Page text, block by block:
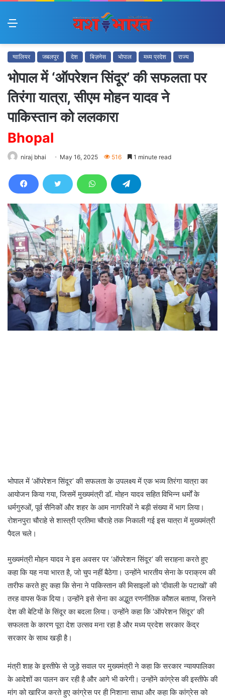
Menu
ग्वालियर जबलपुर देश बिज़नेस भोपाल मध्य प्रदेश राज्य
भोपाल में ‘ऑपरेशन सिंदूर’ की सफलता पर
तिरंगा यात्रा, सीएम मोहन यादव ने
पाकिस्तान को ललकारा
Bhopal
niraj bhai May 16, 2025 516 1 minute read
भोपाल में ‘ऑपरेशन सिंदूर’ की सफलता के उपलक्ष्य में एक भव्य तिरंगा यात्रा का
आयोजन किया गया, जिसमें मुख्यमंत्री डॉ. मोहन यादव सहित विभिन्न धर्मों के
धर्मगुरुओं, पूर्व सैनिकों और शहर के आम नागरिकों ने बड़ी संख्या में भाग लिया।
रोशनपुरा चौराहे से शास्त्री प्रतिमा चौराहे तक निकाली गई इस यात्रा में मुख्यमंत्री
पैदल चले।
मुख्यमंत्री मोहन यादव ने इस अवसर पर ‘ऑपरेशन सिंदूर’ की सराहना करते हुए
कहा कि यह नया भारत है, जो चुप नहीं बैठेगा। उन्होंने भारतीय सेना के पराक्रम की
तारीफ करते हुए कहा कि सेना ने पाकिस्तान की मिसाइलों को ‘दीवाली के पटाखों’ की
तरह वापस फेंक दिया। उन्होंने इसे सेना का अद्भुत रणनीतिक कौशल बताया, जिसने
देश की बेटियों के सिंदूर का बदला लिया। उन्होंने कहा कि ‘ऑपरेशन सिंदूर’ की
सफलता के कारण पूरा देश उत्सव मना रहा है और मध्य प्रदेश सरकार केंद्र
सरकार के साथ खड़ी है।
मंत्री शाह के इस्तीफे से जुड़े सवाल पर मुख्यमंत्री ने कहा कि सरकार न्यायपालिका
के आदेशों का पालन कर रही है और आगे भी करेगी। उन्होंने कांग्रेस की इस्तीफे की
मांग को खारिज करते हुए कांग्रेस पर ही निशाना साधा और कहा कि कांग्रेस को